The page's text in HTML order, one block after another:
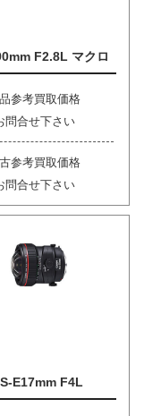
F2.8L マクロ
参考買取価格
問合せ下さい
参考買取価格
問合せ下さい
E17mm F4L